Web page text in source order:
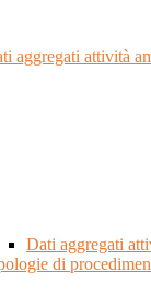
aggregati attività
Dati aggregati
di